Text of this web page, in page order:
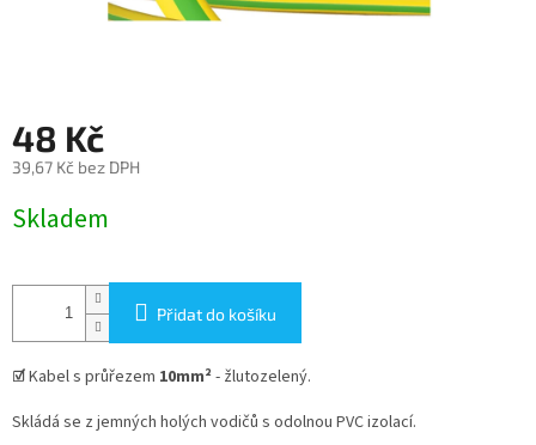
48 Kč
39,67 Kč bez DPH
cena:
Skladem
Přidat do košíku
☑Kabel s průřezem 10mm²- žlutozelený.
Skládá se z jemných holých vodičů s odolnou PVC izolací.